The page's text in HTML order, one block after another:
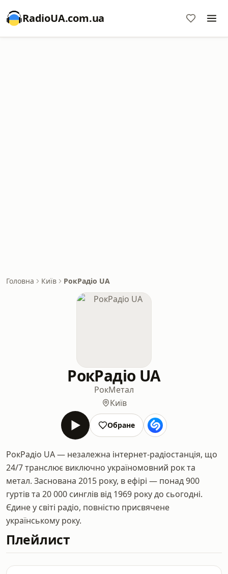
RadioUA.com.ua
Головна Київ РокРадіо UA
РокРадіо UA
РокМетал
Київ
Обране
РокРадіо UA — незалежна інтернет-радіостанція, що
24/7 транслює виключно україномовний рок та
метал. Заснована 2015 року, в ефірі — понад 900
гуртів та 20 000 синглів від 1969 року до сьогодні.
Єдине у світі радіо, повністю присвячене
українському року.
Плейлист